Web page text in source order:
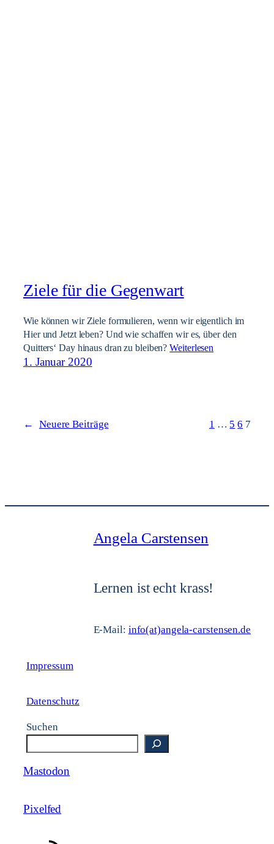
Ziele für die Gegenwart
Wie können wir Ziele formulieren, wenn wir eigentlich im
Hier und Jetzt leben? Und wie schaffen wir es, über den
Quitters‘ Day hinaus dran zu bleiben?Weiterlesen
1. Januar 2020
← Neuere Beiträge 1 … 5 6 7
Angela Carstensen
Lernen ist echt krass!
E-Mail: info(at)angela-carstensen.de
Impressum
Datenschutz
Suchen
Mastodon
Pixelfed